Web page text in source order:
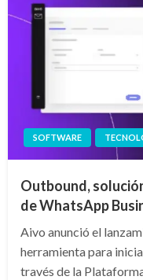
SOFTWARE
Outbound,
de WhatsApp
Aivo anunció el
herramienta para
través de la